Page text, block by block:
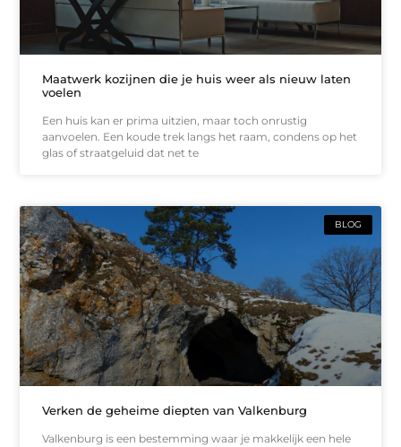
Maatwerk kozijnen die je huis weer als nieuw laten
voelen
Een huis kan er prima uitzien, maar toch onrustig
aanvoelen. Een koude trek langs het raam, condens op het
glas of straatgeluid dat net te
BLOG
Verken de geheime diepten van Valkenburg
Valkenburg is een bestemming waar je makkelijk een hele